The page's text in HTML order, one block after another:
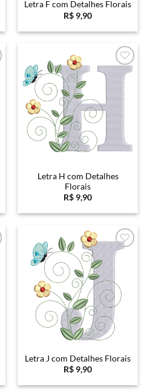
Letra F com Detalhes Florais
R$ 9,90
Favoritar
Letra H com Detalhes
Florais
R$ 9,90
Favoritar
Letra J com Detalhes Florais
R$ 9,90